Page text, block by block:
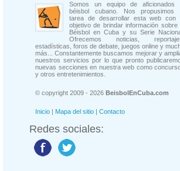
Somos un equipo de aficionados
béisbol cubano. Nos propusimos
tarea de desarrollar esta web con
objetivo de brindar información sobre
Béisbol en Cuba y su Serie
Ofrecemos noticias,
estadísticas, foros de debate, juegos online y
más... Constantemente buscamos mejorar y
nuestros servicios por lo que pronto
nuevas secciones en nuestra web como
y otros entretenimientos.
© copyright 2009 - 2026 BeisbolEnCuba.com
Inicio | Mapa del sitio | Contacto
Redes sociales: